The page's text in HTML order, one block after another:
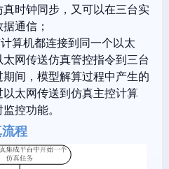
时钟同步，又可以在三台实
通信；
算机都连接到同一个以太
网传送仿真管控指令到三台
间，模型解算过程中产生的
太网传送到仿真主控计算
控功能。
程